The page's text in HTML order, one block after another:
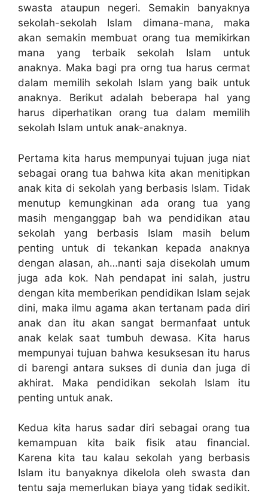
swasta ataupun negeri. Semakin banyaknya
sekolah-sekolah Islam dimana-mana, maka
akan semakin membuat orang tua memikirkan
mana yang terbaik sekolah Islam untuk
anaknya. Maka bagi pra orng tua harus cermat
dalam memilih sekolah Islam yang baik untuk
anaknya. Berikut adalah beberapa hal yang
harus diperhatikan orang tua dalam memilih
sekolah Islam untuk anak-anaknya.
Pertama kita harus mempunyai tujuan juga niat
sebagai orang tua bahwa kita akan menitipkan
anak kita di sekolah yang berbasis Islam. Tidak
menutup kemungkinan ada orang tua yang
masih menganggap bah wa pendidikan atau
sekolah yang berbasis Islam masih belum
penting untuk di tekankan kepada anaknya
dengan alasan, ah…nanti saja disekolah umum
juga ada kok. Nah pendapat ini salah, justru
dengan kita memberikan pendidikan Islam sejak
dini, maka ilmu agama akan tertanam pada diri
anak dan itu akan sangat bermanfaat untuk
anak kelak saat tumbuh dewasa. Kita harus
mempunyai tujuan bahwa kesuksesan itu harus
di barengi antara sukses di dunia dan juga di
akhirat. Maka pendidikan sekolah Islam itu
penting untuk anak.
Kedua kita harus sadar diri sebagai orang tua
kemampuan kita baik fisik atau financial.
Karena kita tau kalau sekolah yang berbasis
Islam itu banyaknya dikelola oleh swasta dan
tentu saja memerlukan biaya yang tidak sedikit.